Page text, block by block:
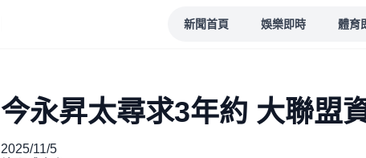
新聞首頁 娛樂即時 體育
今永昇太尋求3年約 大聯盟
2025/11/5